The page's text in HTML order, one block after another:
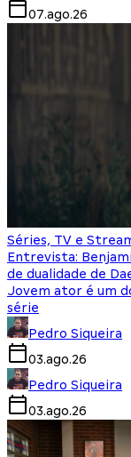
07.ago.26
Séries, TV e
Entrevista:
de dualidade de
Jovem ator é um
série
Pedro Siqueira
03.ago.26
Pedro Siqueira
03.ago.26